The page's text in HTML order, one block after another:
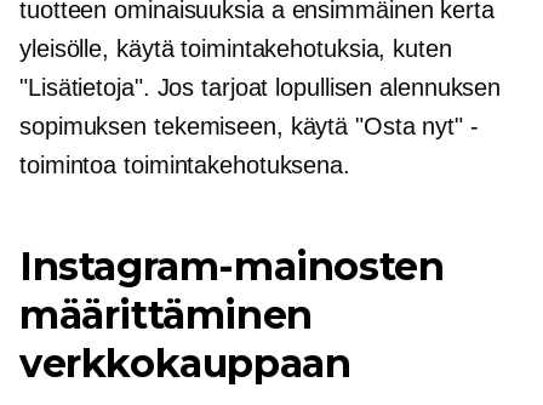
tuotteen ominaisuuksia a ensimmäinen kerta
yleisölle, käytä toimintakehotuksia, kuten
"Lisätietoja". Jos tarjoat lopullisen alennuksen
sopimuksen tekemiseen, käytä "Osta nyt" -
toimintoa toimintakehotuksena.
Instagram-mainosten
määrittäminen
verkkokauppaan